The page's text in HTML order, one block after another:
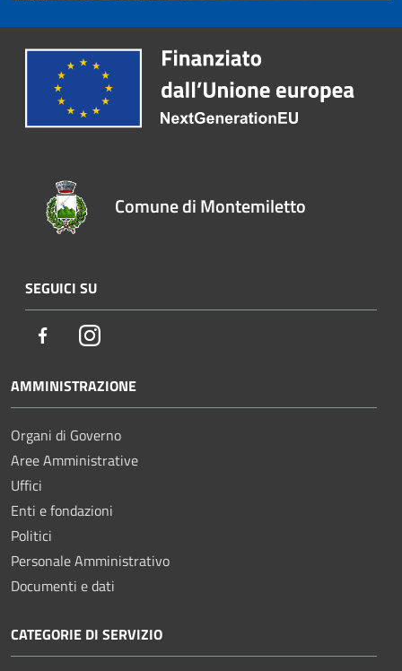
Comune di Montemiletto
SEGUICI SU
FacebookInstagram
AMMINISTRAZIONE
Organi di Governo
Aree Amministrative
Uffici
Enti e fondazioni
Politici
Personale Amministrativo
Documenti e dati
CATEGORIE DI SERVIZIO